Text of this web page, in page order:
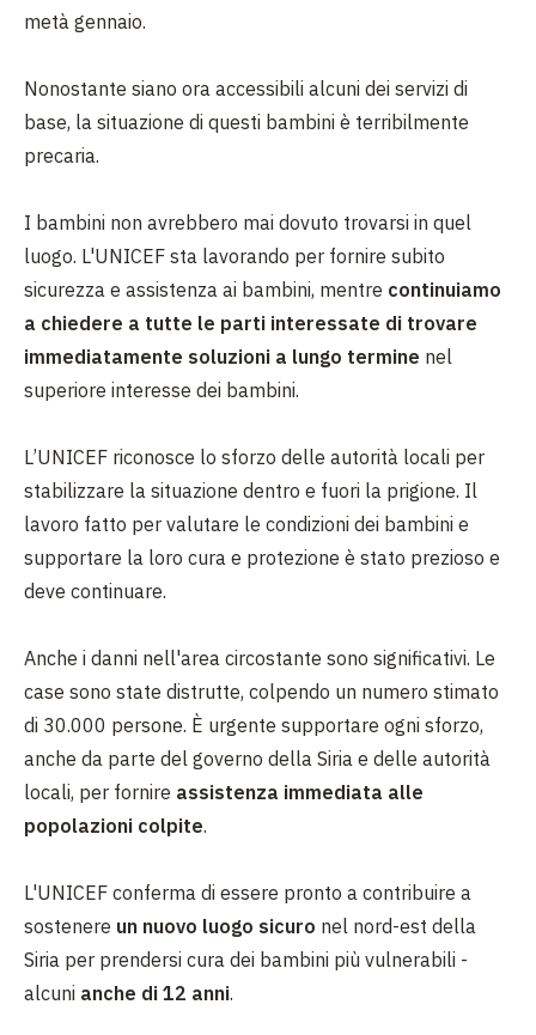
metà gennaio.
Nonostante siano ora accessibili alcuni dei servizi di
base, la situazione di questi bambini è terribilmente
precaria.
I bambini non avrebbero mai dovuto trovarsi in quel
luogo. L'UNICEF sta lavorando per fornire subito
sicurezza e assistenza ai bambini, mentre continuiamo
a chiedere a tutte le parti interessate di trovare
immediatamente soluzioni a lungo termine nel
superiore interesse dei bambini.
L’UNICEF riconosce lo sforzo delle autorità locali per
stabilizzare la situazione dentro e fuori la prigione. Il
lavoro fatto per valutare le condizioni dei bambini e
supportare la loro cura e protezione è stato prezioso e
deve continuare.
Anche i danni nell'area circostante sono significativi. Le
case sono state distrutte, colpendo un numero stimato
di 30.000 persone. È urgente supportare ogni sforzo,
anche da parte del governo della Siria e delle autorità
locali, per fornire assistenza immediata alle
popolazioni colpite.
L'UNICEF conferma di essere pronto a contribuire a
sostenere un nuovo luogo sicuro nel nord-est della
Siria per prendersi cura dei bambini più vulnerabili -
alcuni anche di 12 anni.